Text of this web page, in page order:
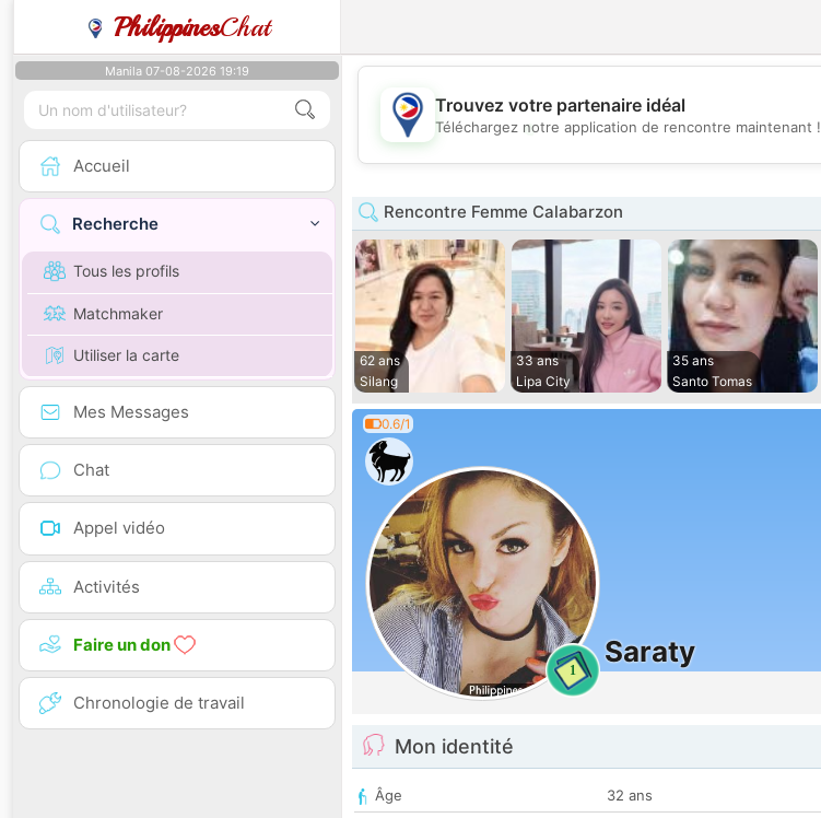
PhilippinesChat
Manila 07-08-2026 19:19
Accueil
Recherche
Tous les profils
Matchmaker
Utiliser la carte
Mes Messages
Chat
Appel vidéo
Activités
Faire un don
Chronologie de travail
💕
Trouvez votre partenaire idéal
Téléchargez notre application de rencontre maintenant !
Rencontre Femme Calabarzon
62 ans
Silang
33 ans
Lipa City
35 ans
Santo Tomas
0.6/1
1
Saraty
Mon identité
Âge
32 ans